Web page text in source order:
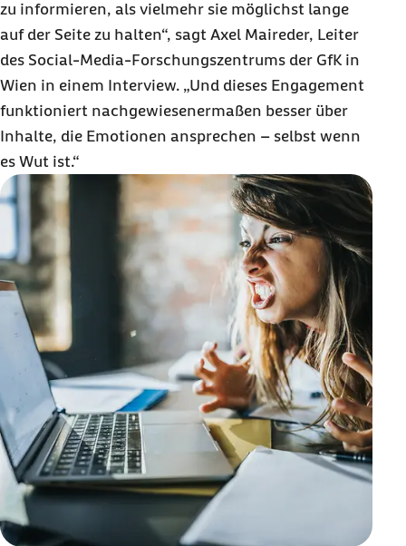
zu informieren, als vielmehr sie möglichst lange
auf der Seite zu halten“, sagt Axel Maireder, Leiter
des Social-Media-Forschungszentrums der GfK in
Wien in einem Interview. „Und dieses Engagement
funktioniert nachgewiesenermaßen besser über
Inhalte, die Emotionen ansprechen – selbst wenn
es Wut ist.“